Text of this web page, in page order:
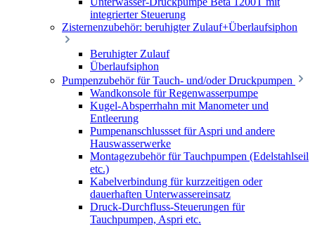
integrierter Steuerung
Zisternenzubehör: beruhigter Zulauf+Überlaufsiphon
Beruhigter Zulauf
Überlaufsiphon
Pumpenzubehör für Tauch- und/oder Druckpumpen
Wandkonsole für Regenwasserpumpe
Kugel-Absperrhahn mit Manometer und
Entleerung
Pumpenanschlussset für Aspri und andere
Hauswasserwerke
Montagezubehör für Tauchpumpen (Edelstahlseil
etc.)
Kabelverbindung für kurzzeitigen oder
dauerhaften Unterwassereinsatz
Druck-Durchfluss-Steuerungen für
Tauchpumpen, Aspri etc.